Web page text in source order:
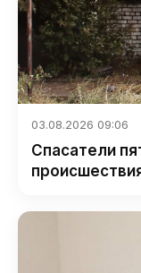
03.08.2026 09:06
Спасатели